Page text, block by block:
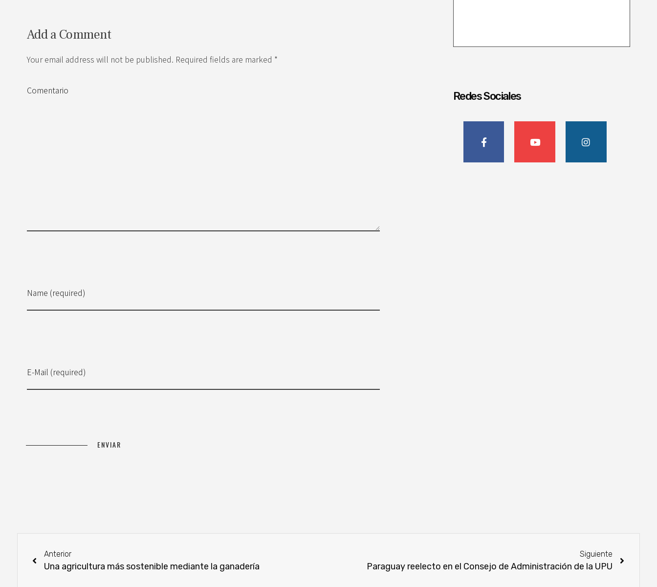
Add a Comment
Your email address will not be published. Required fields are marked *
Name (required)
E-Mail (required)
Comentario Redes Sociales
Anterior
Una agricultura más sostenible mediante la ganadería
Siguiente
Paraguay reelecto en el Consejo de Administración de la UPU